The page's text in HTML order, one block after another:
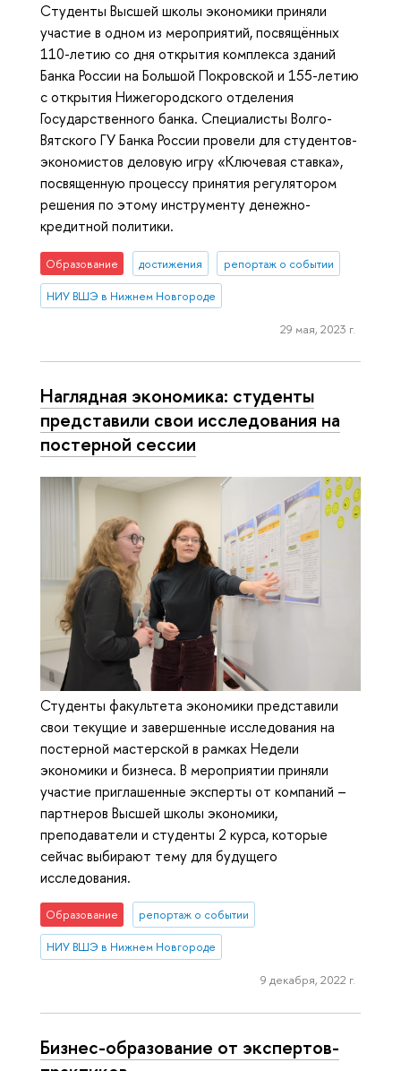
Cтуденты Высшей школы экономики приняли
участие в одном из мероприятий, посвящённых
110-летию со дня открытия комплекса зданий
Банка России на Большой Покровской и 155-летию
с открытия Нижегородского отделения
Государственного банка. Специалисты Волго-
Вятского ГУ Банка России провели для студентов-
экономистов деловую игру «Ключевая ставка»,
посвященную процессу принятия регулятором
решения по этому инструменту денежно-
кредитной политики.
Образование достижения репортаж о событии
НИУ ВШЭ в Нижнем Новгороде
29 мая, 2023 г.
Наглядная экономика: студенты
представили свои исследования на
постерной сессии
Студенты факультета экономики представили
свои текущие и завершенные исследования на
постерной мастерской в рамках Недели
экономики и бизнеса. В мероприятии приняли
участие приглашенные эксперты от компаний –
партнеров Высшей школы экономики,
преподаватели и студенты 2 курса, которые
сейчас выбирают тему для будущего
исследования.
Образование репортаж о событии
НИУ ВШЭ в Нижнем Новгороде
9 декабря, 2022 г.
Бизнес-образование от экспертов-